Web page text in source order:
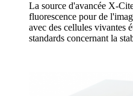
La source d'avancée X-
fluorescence pour de
avec des cellules vivantes
standards concernant la